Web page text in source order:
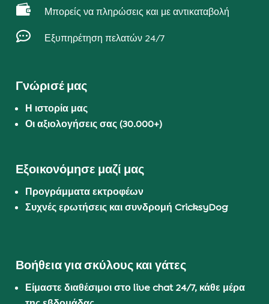
 Μπορείς να πληρώσεις και με αντικαταβολή
 Εξυπηρέτηση πελατών 24/7
Γνώρισέ μας
Η ιστορία μας
Οι αξιολογήσεις σας (30.000+)
Εξοικονόμησε μαζί μας
Προγράμματα εκτροφέων
Συχνές ερωτήσεις και συνδρομή CricksyDog
Βοήθεια για σκύλους και γάτες
Είμαστε διαθέσιμοι στο live chat 24/7, κάθε μέρα